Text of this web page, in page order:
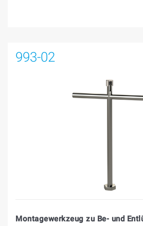
993-02
Montagewerkzeug zu Be- und